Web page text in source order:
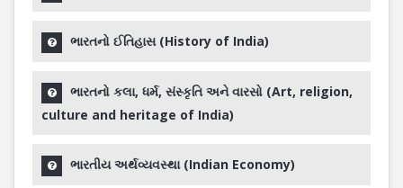
ભારતનો ઈતિહાસ (History of India)
ભારતનો કલા, ધર્મ, સંસ્કૃતિ અને વારસો (Art, religion,
culture and heritage of India)
ભારતીય અર્થવ્યવસ્થા (Indian Economy)